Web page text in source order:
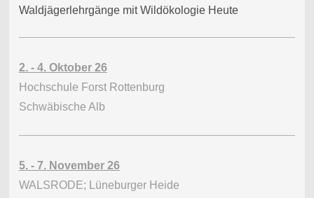
Waldjägerlehrgänge mit Wildökologie Heute
2. - 4. Oktober 26
Hochschule Forst Rottenburg
Schwäbische Alb
5. - 7. November 26
WALSRODE; Lüneburger Heide